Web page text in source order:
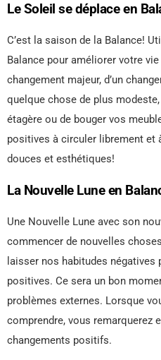
Le Soleil se déplace en
C’est la saison de la Balance!
Balance pour améliorer votre vie
changement majeur, d’un
quelque chose de plus
étagère ou de bouger vos
positives à circuler librement et
douces et esthétiques!
La Nouvelle Lune en
Une Nouvelle Lune avec son
commencer de nouvelles
laisser nos habitudes
positives. Ce sera un bon
problèmes externes. Lorsque
comprendre, vous remarquerez
changements positifs.